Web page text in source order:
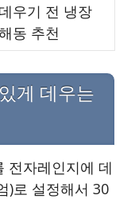
데우기 전 냉장
동 추천
게 데우는
전자레인지에 데
)로 설정해서 30